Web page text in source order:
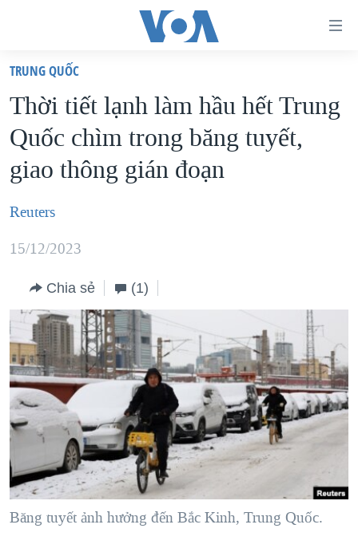
truy
cập
Tới
nội
dung
chính
điều
hướng
chính
Đi
tới
"Tìm"
VIỆT NAM
HOA KỲ
BIỂN ĐÔNG
THẾ GIỚI
DIỄN ĐÀN
MỤC
TỰ DO BÁO CHÍ
VẠCH TRẦN TIN GIẢ
NGƯỜI VIỆT HẢI NGOẠI
ĐỜI SỐNG
KINH TẾ
KHOA HỌC
SỨC KHOẺ
VĂN HOÁ
CHUYÊN ĐỀ
CHIẾN TRANH THƯƠNG MẠI CỦA MỸ: QUÁ KHỨ VÀ HIỆN
TẠI
HÀNH TRÌNH BẦU CỬ 2024
MỘT NĂM CHIẾN TRANH TẠI DẢI GAZA
GIẢI MÃ VÀNH ĐAI & CON ĐƯỜNG
NGÀY TỊ NẠN THẾ GIỚI
HỌC TIẾNG ANH
VIDEO
NGHE
MẠNG XÃ HỘI
Ngôn ngữ khác
TRUNG QUỐC
Thời tiết lạnh làm hầu hết Trung
Quốc chìm trong băng tuyết,
giao thông gián đoạn
Reuters
15/12/2023
Chia sẻ (1)
Băng tuyết ảnh hưởng đến Bắc Kinh, Trung Quốc.